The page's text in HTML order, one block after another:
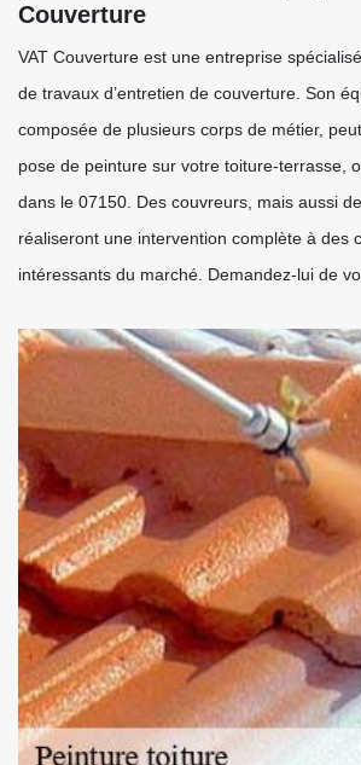
Couverture
VAT Couverture est une entreprise
de travaux d’entretien de couverture. Son
composée de plusieurs corps de métier,
pose de peinture sur votre toiture-terrasse,
dans le 07150. Des couvreurs, mais aussi
réaliseront une intervention complète à des
intéressants du marché. Demandez-lui de